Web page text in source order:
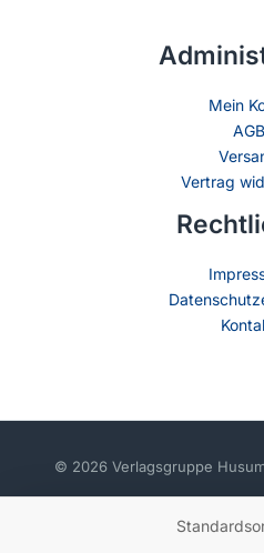
Mein
AGB
Vertrag
© 2026 Verlagsgruppe